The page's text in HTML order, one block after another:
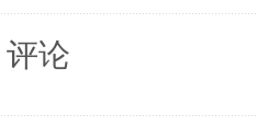
评论